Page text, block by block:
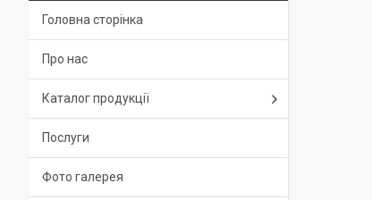
Головна сторінка
Про нас
Каталог продукції
Послуги
Фото галерея